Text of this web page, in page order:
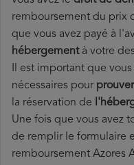
remboursement du prix
que vous avez payé à
hébergementà votre
Il est important que
nécessaires pour
la réservation de
Une fois que vous avez
de remplir le formulaire
remboursement Azores